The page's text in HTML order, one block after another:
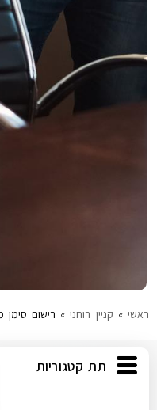
צה"ל-משרד הביטחון
ראשי » קניין רוחני» רישום סימן
תת קטגוריות